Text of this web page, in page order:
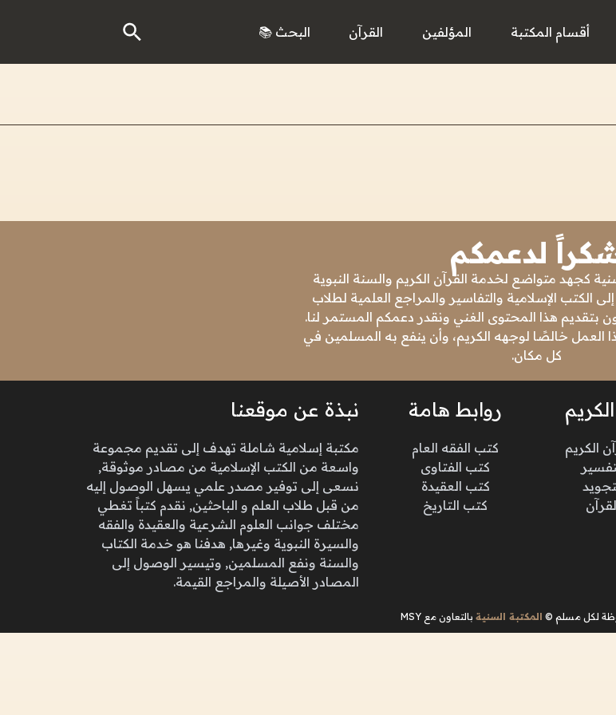
أقسام المكتبة المؤلفين القرآن البحث 📚
لدعمكم
كجهد متواضع لخدمة القرآن الكريم والسنة النبوية
الكتب الإسلامية والتفاسير والمراجع العلمية لطلاب
بتقديم هذا المحتوى الغني ونقدر دعمكم المستمر لنا.
العمل خالصًا لوجهه الكريم، وأن ينفع به المسلمين في
كل مكان.
الكريم
روابط هامة
كتب الفقه العام
كتب الفتاوى
كتب العقيدة
كتب التاريخ
نبذة عن موقعنا
مكتبة إسلامية شاملة تهدف إلى تقديم مجموعة
واسعة من الكتب الإسلامية من مصادر موثوقة,
نسعى إلى توفير مصدر علمي يسهل الوصول إليه
من قبل طلاب العلم و الباحثين, نقدم كتباً تغطي
مختلف جوانب العلوم الشرعية والعقيدة والفقه
والسيرة النبوية وغيرها, هدفنا هو خدمة الكتاب
والسنة ونفع المسلمين, وتيسير الوصول إلى
المصادر الأصيلة والمراجع القيمة.
لكل مسلم © المكتبة السنية بالتعاون مع MSY